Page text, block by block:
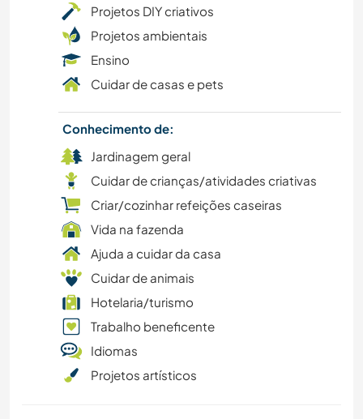
MOCHILÃO
CAMINHADA
JARDINAGEM
FAZENDA
EVENTOS E SOCIAL
DESENHO E PINTURA
DANÇA
FAÇA VOCÊ MESMO
CULTURA
CULINÁRIA E COMIDA
Projetos DIY criativos
Projetos ambientais
Ensino
Cuidar de casas e pets
Conhecimento de:
Jardinagem geral
Cuidar de crianças/atividades criativas
Criar/cozinhar refeições caseiras
Vida na fazenda
Ajuda a cuidar da casa
Cuidar de animais
Hotelaria/turismo
Trabalho beneficente
Idiomas
Projetos artísticos